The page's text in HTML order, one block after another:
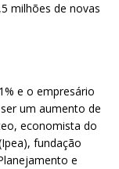
milhões de novas
e o empresário
um aumento de
economista do
fundação
e